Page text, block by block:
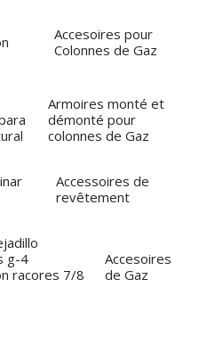
Accesoires pour
Colonnes de Gaz
Armoires monté et
démonté pour
colonnes de Gaz
Accessoires de
revêtement
Accesoires
de Gaz